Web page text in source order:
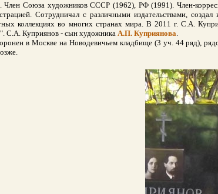
Союза художников СССР (1962), РФ (1991). Член-
Сотрудничал с различными издательствами,
коллекциях во многих странах мира. В 2011 г. С.А.
С.А. Куприянов - сын художника А.П. Куприянова.
в Москве на Новодевичьем кладбище (3 уч. 44 ряд),